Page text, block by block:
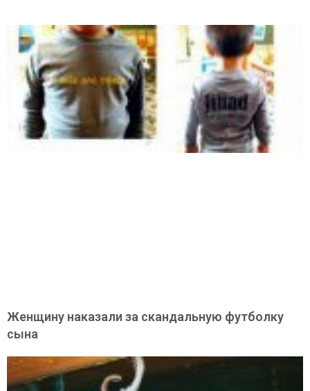
Женщину наказали за скандальную футболку
сына